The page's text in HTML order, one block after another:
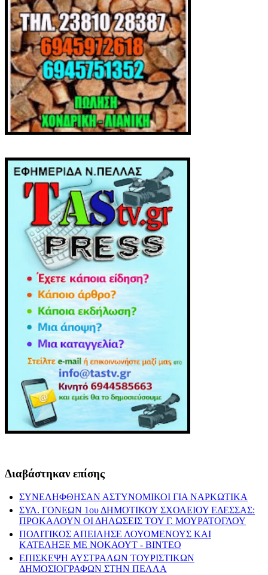
Διαβάστηκαν επίσης
ΣΥΝΕΛΗΦΘΗΣΑΝ ΑΣΤΥΝΟΜΙΚΟΙ ΓΙΑ ΝΑΡΚΩΤΙΚΑ
ΣΥΛ. ΓΟΝΕΩΝ 1ου ΔΗΜΟΤΙΚΟΥ ΣΧΟΛΕΙΟΥ ΕΔΕΣΣΑΣ:
ΠΡΟΚΑΛΟΥΝ ΟΙ ΔΗΛΩΣΕΙΣ ΤΟΥ Γ. ΜΟΥΡΑΤΟΓΛΟΥ
ΠΟΛΙΤΙΚΟΣ ΑΠΕΙΛΗΣΕ ΛΟΥΟΜΕΝΟΥΣ ΚΑΙ
ΚΑΤΕΛΗΞΕ ΜΕ ΝΟΚΑΟΥΤ - ΒΙΝΤΕΟ
ΕΠΙΣΚΕΨΗ ΑΥΣΤΡΑΛΩΝ ΤΟΥΡΙΣΤΙΚΩΝ
ΔΗΜΟΣΙΟΓΡΑΦΩΝ ΣΤΗΝ ΠΕΛΛΑ